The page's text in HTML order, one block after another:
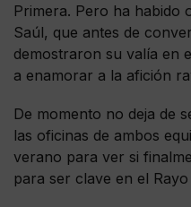
Primera. Pero ha habido
Saúl, que antes de
demostraron su valía en
a enamorar a la afición
De momento no deja de
las oficinas de ambos
verano para ver si
para ser clave en el